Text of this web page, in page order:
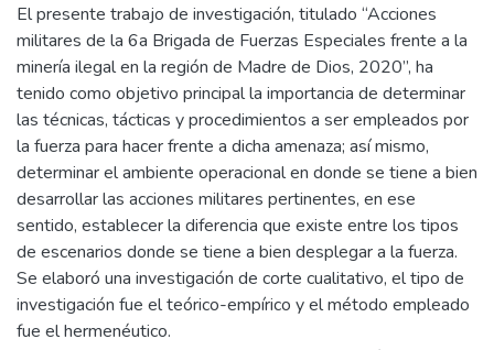
El presente trabajo de investigación, titulado “Acciones
militares de la 6a Brigada de Fuerzas Especiales frente a la
minería ilegal en la región de Madre de Dios, 2020”, ha
tenido como objetivo principal la importancia de determinar
las técnicas, tácticas y procedimientos a ser empleados por
la fuerza para hacer frente a dicha amenaza; así mismo,
determinar el ambiente operacional en donde se tiene a bien
desarrollar las acciones militares pertinentes, en ese
sentido, establecer la diferencia que existe entre los tipos
de escenarios donde se tiene a bien desplegar a la fuerza.
Se elaboró una investigación de corte cualitativo, el tipo de
investigación fue el teórico-empírico y el método empleado
fue el hermenéutico.